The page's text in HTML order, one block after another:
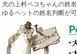
犬の上村ペコちゃんの姓
ゆるペットの姓名判断が可